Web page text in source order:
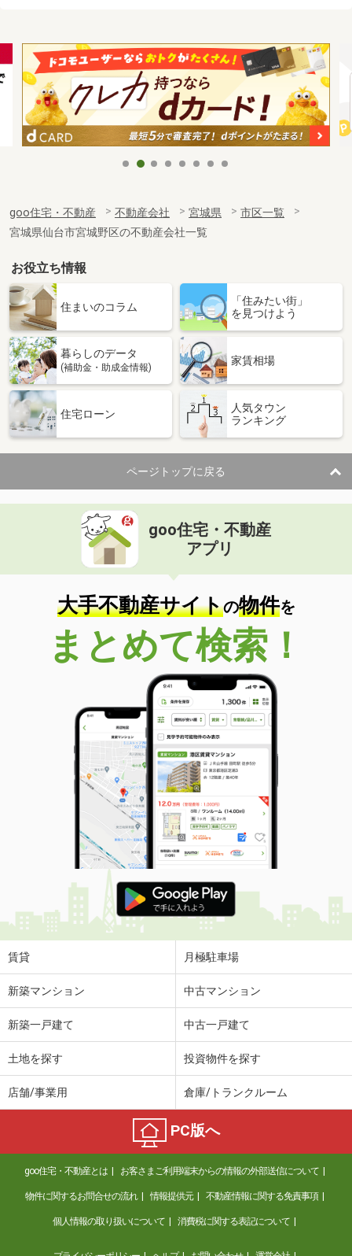
goo住宅・不動産 不動産会社 宮城県
市区一覧
宮城県仙台市宮城野区の不動産会社一覧
お役立ち情報
住まいのコラム
「住みたい街」
を見つけよう
暮らしのデータ
(補助金・助成金情報)
家賃相場
住宅ローン
人気タウン
ランキング
ページトップに戻る
goo住宅・不動産
アプリ
大手不動産サイトの物件を
まとめて検索！
賃貸 月極駐車場
新築マンション 中古マンション
新築一戸建て 中古一戸建て
土地を探す 投資物件を探す
店舗/事業用 倉庫/トランクルーム
PC版へ
goo住宅・不動産とは お客さまご利用端末からの情報の外部送信について
物件に関するお問合せの流れ 情報提供元 不動産情報に関する免責事項
個人情報の取り扱いについて 消費税に関する表記について